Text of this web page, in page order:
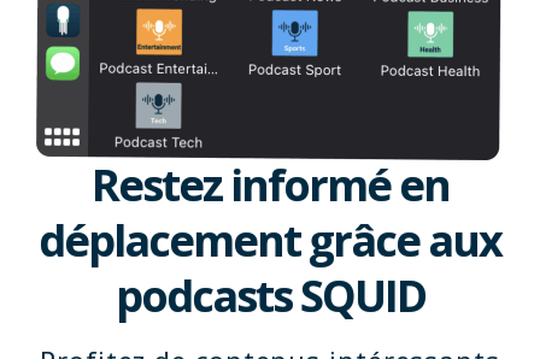
Restez informé en
déplacement grâce aux
podcasts SQUID